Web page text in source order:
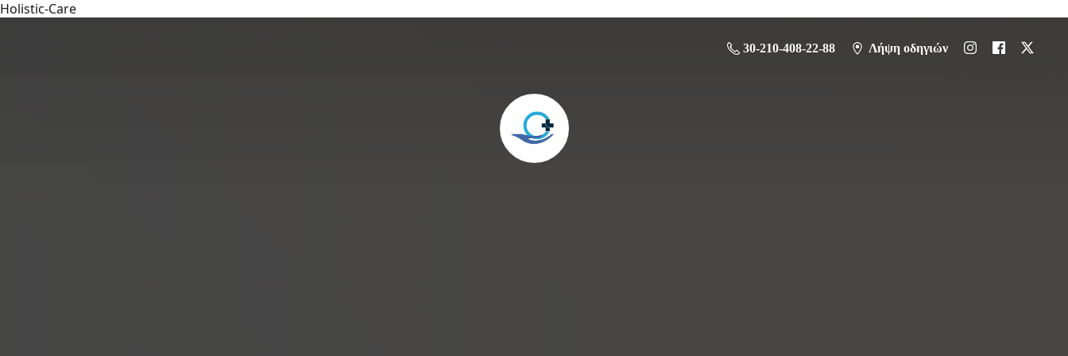
Holistic-Care
30-210-408-22-88 Λήψη οδηγιών